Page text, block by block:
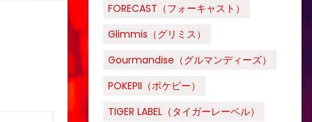
FORECAST（フォーキャスト）
Glimmis（グリミス）
Gourmandise（グルマンディーズ）
POKEPII（ポケピー）
TIGER LABEL（タイガーレーベル）